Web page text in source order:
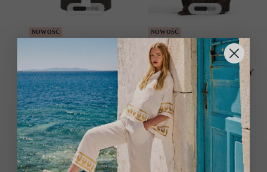
NOWOŚĆ
WIDE-FIT CIEMNY BRĄZ
1049.00zł
NOWOŚĆ
CAMBIO
SPODNIE AMELIE
SZTRUKSOWE CIEMNY
BRĄZ
749.00